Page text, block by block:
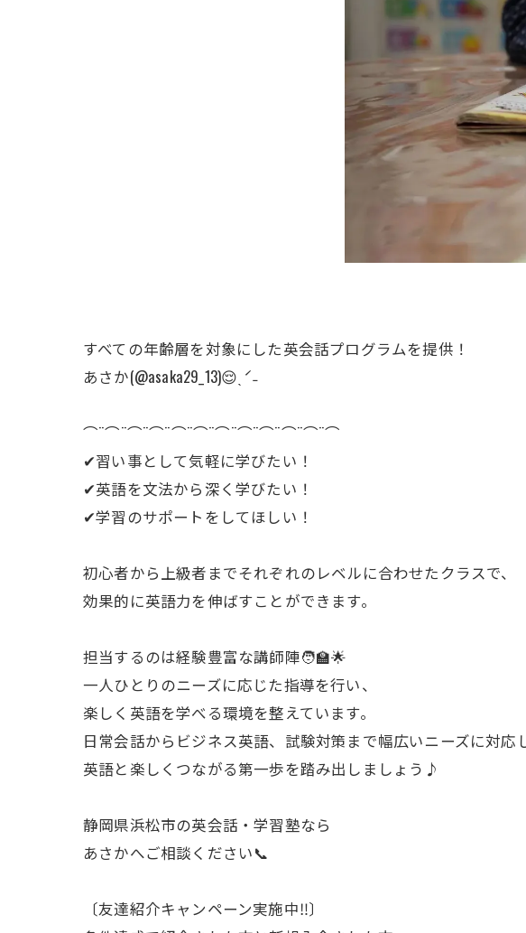
すべての年齢層を対象にした英会話プログラムを提供！
あさか(@asaka29_13)😌ˎˊ˗
⌒¨⌒¨⌒¨⌒¨⌒¨⌒¨⌒¨⌒¨⌒¨⌒¨⌒¨⌒
✔︎習い事として気軽に学びたい！
✔︎英語を文法から深く学びたい！
✔︎学習のサポートをしてほしい！
初心者から上級者までそれぞれのレベルに合わせたクラスで、
効果的に英語力を伸ばすことができます。
担当するのは経験豊富な講師陣🧑‍🏫🌟
一人ひとりのニーズに応じた指導を行い、
楽しく英語を学べる環境を整えています。
日常会話からビジネス英語、試験対策まで幅広いニーズに対応
英語と楽しくつながる第一歩を踏み出しましょう♪
静岡県浜松市の英会話・学習塾なら
あさかへご相談ください📞
〔友達紹介キャンペーン実施中‼︎〕